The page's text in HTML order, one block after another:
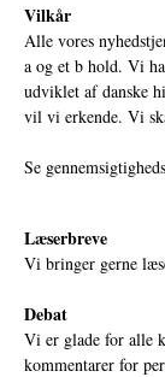
Vilkår
Alle vores
a og et b hold. Vi
udviklet af danske
vil vi erkende. Vi
Se
Læserbreve
Vi bringer gerne
Debat
Vi er glade for alle
kommentarer for